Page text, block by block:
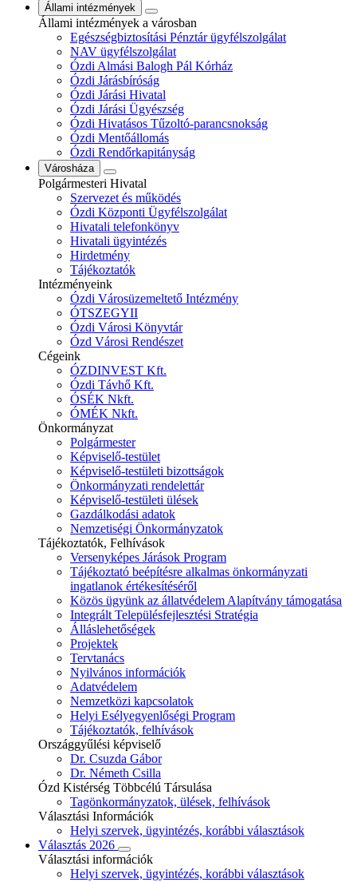
Állami intézmények
Állami intézmények a városban
Egészségbiztosítási Pénztár ügyfélszolgálat
NAV ügyfélszolgálat
Ózdi Almási Balogh Pál Kórház
Ózdi Járásbíróság
Ózdi Járási Hivatal
Ózdi Járási Ügyészség
Ózdi Hivatásos Tűzoltó-parancsnokság
Ózdi Mentőállomás
Ózdi Rendőrkapitányság
Városháza
Polgármesteri Hivatal
Szervezet és működés
Ózdi Központi Ügyfélszolgálat
Hivatali telefonkönyv
Hivatali ügyintézés
Hirdetmény
Tájékoztatók
Intézményeink
Ózdi Városüzemeltető Intézmény
ÓTSZEGYII
Ózdi Városi Könyvtár
Ózd Városi Rendészet
Cégeink
ÓZDINVEST Kft.
Ózdi Távhő Kft.
ÓSÉK Nkft.
ÓMÉK Nkft.
Önkormányzat
Polgármester
Képviselő-testület
Képviselő-testületi bizottságok
Önkormányzati rendelettár
Képviselő-testületi ülések
Gazdálkodási adatok
Nemzetiségi Önkormányzatok
Tájékoztatók, Felhívások
Versenyképes Járások Program
Tájékoztató beépítésre alkalmas önkormányzati
ingatlanok értékesítéséről
Közös ügyünk az állatvédelem Alapítvány támogatása
Integrált Településfejlesztési Stratégia
Álláslehetőségek
Projektek
Tervtanács
Nyilvános információk
Adatvédelem
Nemzetközi kapcsolatok
Helyi Esélyegyenlőségi Program
Tájékoztatók, felhívások
Országgyűlési képviselő
Dr. Csuzda Gábor
Dr. Németh Csilla
Ózd Kistérség Többcélú Társulása
Tagönkormányzatok, ülések, felhívások
Választási Információk
Helyi szervek, ügyintézés, korábbi választások
Választás 2026
Választási információk
Helyi szervek, ügyintézés, korábbi választások